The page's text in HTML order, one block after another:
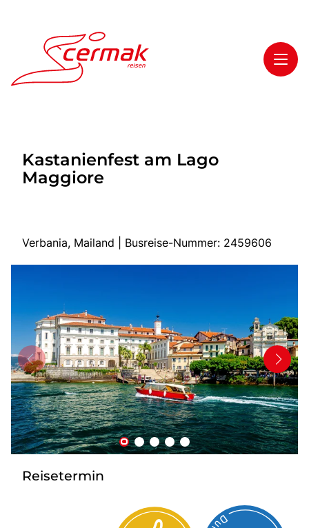
Highlights
Service
Mehrtagesfahrten
Bus mieten
Katalog anfordern
Uber uns
Kastanienfest am Lago
Maggiore
Verbania, Mailand | Busreise-Nummer: 2459606
Reisetermin